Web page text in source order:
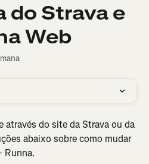
do Strava e
Web
através do site da Strava ou da
abaixo sobre como mudar
Runna.